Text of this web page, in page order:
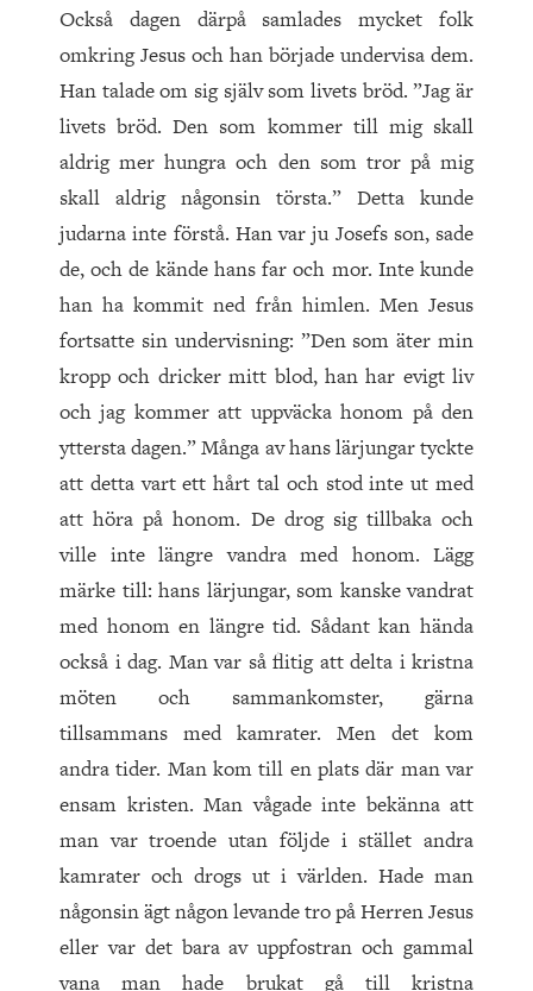
Också dagen därpå samlades mycket folk
omkring Jesus och han började undervisa dem.
Han talade om sig själv som livets bröd. ”Jag är
livets bröd. Den som kommer till mig skall
aldrig mer hungra och den som tror på mig
skall aldrig någonsin törsta.” Detta kunde
judarna inte förstå. Han var ju Josefs son, sade
de, och de kände hans far och mor. Inte kunde
han ha kommit ned från himlen. Men Jesus
fortsatte sin undervisning: ”Den som äter min
kropp och dricker mitt blod, han har evigt liv
och jag kommer att uppväcka honom på den
yttersta dagen.” Många av hans lärjungar tyckte
att detta vart ett hårt tal och stod inte ut med
att höra på honom. De drog sig tillbaka och
ville inte längre vandra med honom. Lägg
märke till: hans lärjungar, som kanske vandrat
med honom en längre tid. Sådant kan hända
också i dag. Man var så flitig att delta i kristna
möten och sammankomster, gärna
tillsammans med kamrater. Men det kom
andra tider. Man kom till en plats där man var
ensam kristen. Man vågade inte bekänna att
man var troende utan följde i stället andra
kamrater och drogs ut i världen. Hade man
någonsin ägt någon levande tro på Herren Jesus
eller var det bara av uppfostran och gammal
vana man hade brukat gå till kristna